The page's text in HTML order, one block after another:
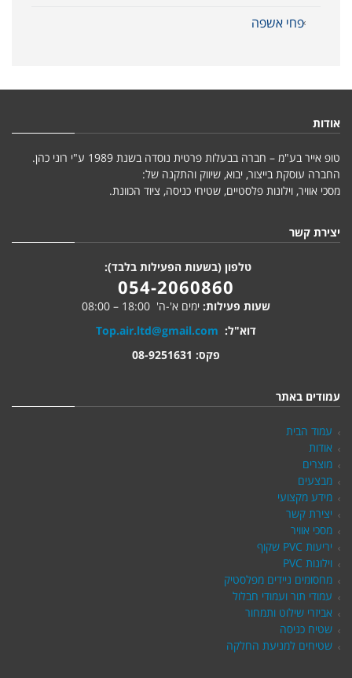
פחי אשפה
אודות
טופ אייר בע"מ – חברה בבעלות פרטית נוסדה בשנת 1989 ע"י רוני כהן.
החברה עוסקת בייצור, יבוא, שיווק והתקנה של:
מסכי אוויר, וילונות פלסטיים, שטיחי כניסה, ציוד הכוונת.
יצירת קשר
טלפון (בשעות הפעילות בלבד):
054-2060860
שעות פעילות: ימים א'-ה' 18:00 – 08:00
דוא"ל: Top.air.ltd@gmail.com
פקס: 08-9251631
עמודים באתר
עמוד הבית
אודות
מוצרים
מבצעים
מידע מקצועי
יצירת קשר
מסכי אוויר
יריעות PVC שקוף
וילונות PVC
מחסומים ניידים מפלסטיק
עמודי תור ועמודי חבלול
אביזרי שילוט ותמחור
שטיח כניסה
שטיחים למניעת החלקה